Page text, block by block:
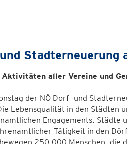
Stadterneuerung
aller Vereine und
der NÖ Dorf- und
Lebensqualität in den Städten
Engagements. Städte
Tätigkeit in den
250.000 Menschen, die